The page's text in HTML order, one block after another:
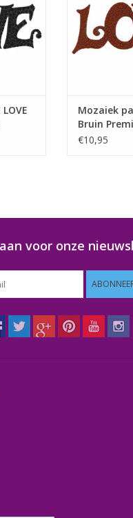
Mozaiek
Bruin
€10,95
voor onze